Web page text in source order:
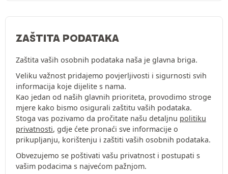
ZAŠTITA PODATAKA
Zaštita vaših osobnih podataka naša je glavna briga.
Veliku važnost pridajemo povjerljivosti i sigurnosti svih
informacija koje dijelite s nama.
Kao jedan od naših glavnih prioriteta, provodimo stroge
mjere kako bismo osigurali zaštitu vaših podataka.
Stoga vas pozivamo da pročitate našu detaljnu politiku
privatnosti, gdje ćete pronaći sve informacije o
prikupljanju, korištenju i zaštiti vaših osobnih podataka.
Obvezujemo se poštivati vašu privatnost i postupati s
vašim podacima s najvećom pažnjom.